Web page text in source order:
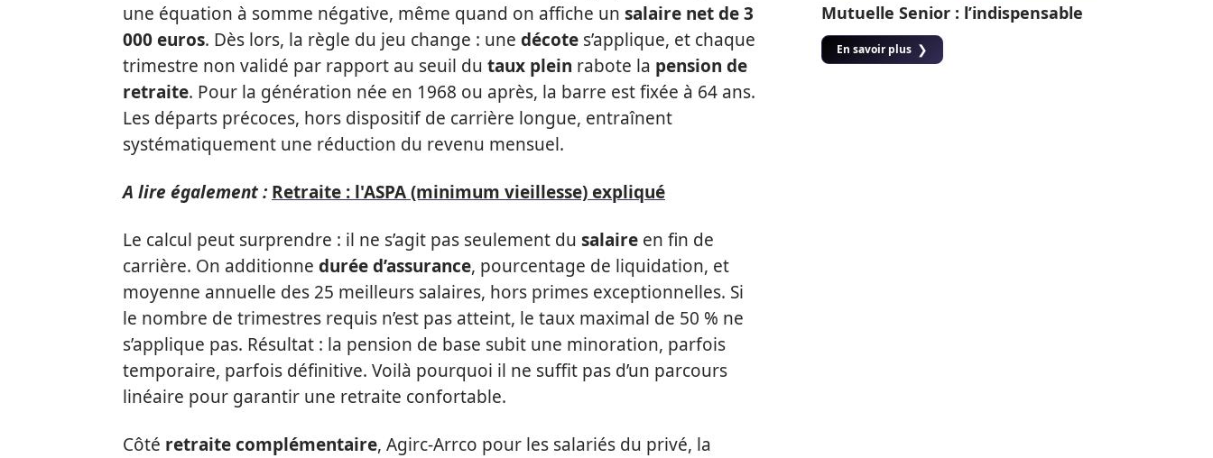
une équation à somme négative, même quand on affiche un salaire net de 3
000 euros. Dès lors, la règle du jeu change : une décote s’applique, et chaque
trimestre non validé par rapport au seuil du taux plein rabote la pension de
retraite. Pour la génération née en 1968 ou après, la barre est fixée à 64 ans.
Les départs précoces, hors dispositif de carrière longue, entraînent
systématiquement une réduction du revenu mensuel.
A lire également : Retraite : l'ASPA (minimum vieillesse) expliqué
Le calcul peut surprendre : il ne s’agit pas seulement du salaire en fin de
carrière. On additionne durée d’assurance, pourcentage de liquidation, et
moyenne annuelle des 25 meilleurs salaires, hors primes exceptionnelles. Si
le nombre de trimestres requis n’est pas atteint, le taux maximal de 50 % ne
s’applique pas. Résultat : la pension de base subit une minoration, parfois
temporaire, parfois définitive. Voilà pourquoi il ne suffit pas d’un parcours
linéaire pour garantir une retraite confortable.
Côté retraite complémentaire, Agirc-Arrco pour les salariés du privé, la
Mutuelle Senior : l’indispensable
En savoir plus